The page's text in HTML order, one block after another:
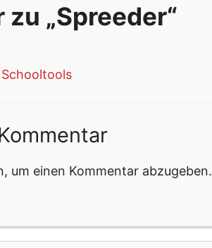
„Spreeder“
um einen Kommentar abzugeben.